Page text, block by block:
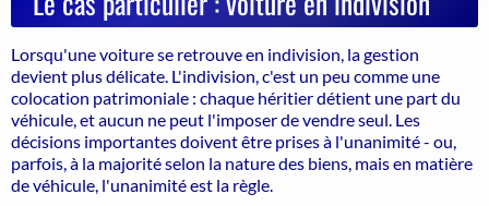
Lorsqu'une voiture se retrouve en indivision, la gestion
devient plus délicate. L'indivision, c'est un peu comme une
colocation patrimoniale : chaque héritier détient une part du
véhicule, et aucun ne peut l'imposer de vendre seul. Les
décisions importantes doivent être prises à l'unanimité - ou,
parfois, à la majorité selon la nature des biens, mais en matière
de véhicule, l'unanimité est la règle.